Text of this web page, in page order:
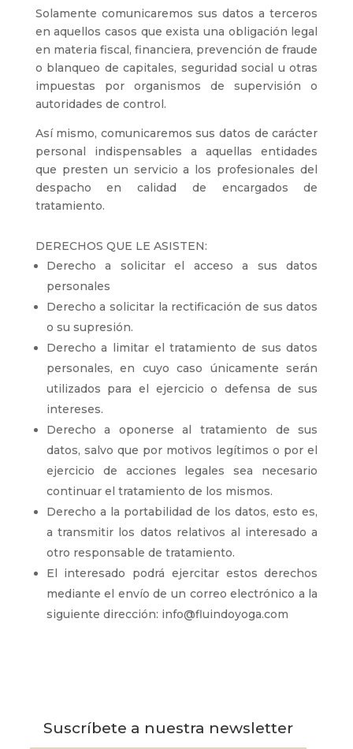
Solamente comunicaremos sus datos a terceros
en aquellos casos que exista una obligación legal
en materia fiscal, financiera, prevención de fraude
o blanqueo de capitales, seguridad social u otras
impuestas por organismos de supervisión o
autoridades de control.
Así mismo, comunicaremos sus datos de carácter
personal indispensables a aquellas entidades
que presten un servicio a los profesionales del
despacho en calidad de encargados de
tratamiento.
DERECHOS QUE LE ASISTEN:
Derecho a solicitar el acceso a sus datos
personales
Derecho a solicitar la rectificación de sus datos
o su supresión.
Derecho a limitar el tratamiento de sus datos
personales, en cuyo caso únicamente serán
utilizados para el ejercicio o defensa de sus
intereses.
Derecho a oponerse al tratamiento de sus
datos, salvo que por motivos legítimos o por el
ejercicio de acciones legales sea necesario
continuar el tratamiento de los mismos.
Derecho a la portabilidad de los datos, esto es,
a transmitir los datos relativos al interesado a
otro responsable de tratamiento.
El interesado podrá ejercitar estos derechos
mediante el envío de un correo electrónico a la
siguiente dirección: info@fluindoyoga.com
Suscríbete a nuestra newsletter